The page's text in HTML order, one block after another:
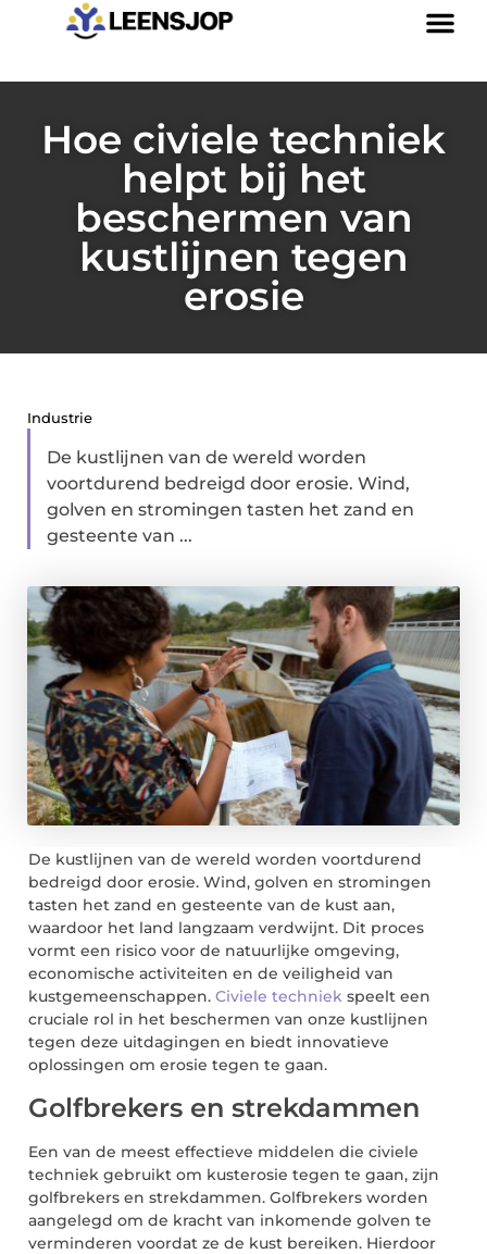
Hoe civiele techniek
helpt bij het
beschermen van
kustlijnen tegen
erosie
Industrie
De kustlijnen van de wereld worden
voortdurend bedreigd door erosie. Wind,
golven en stromingen tasten het zand en
gesteente van ...
De kustlijnen van de wereld worden voortdurend
bedreigd door erosie. Wind, golven en stromingen
tasten het zand en gesteente van de kust aan,
waardoor het land langzaam verdwijnt. Dit proces
vormt een risico voor de natuurlijke omgeving,
economische activiteiten en de veiligheid van
kustgemeenschappen. Civiele techniek speelt een
cruciale rol in het beschermen van onze kustlijnen
tegen deze uitdagingen en biedt innovatieve
oplossingen om erosie tegen te gaan.
Golfbrekers en strekdammen
Een van de meest effectieve middelen die civiele
techniek gebruikt om kusterosie tegen te gaan, zijn
golfbrekers en strekdammen. Golfbrekers worden
aangelegd om de kracht van inkomende golven te
verminderen voordat ze de kust bereiken. Hierdoor